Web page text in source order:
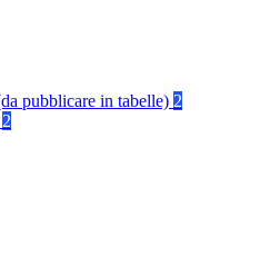
pubblicare in tabelle) 2
2